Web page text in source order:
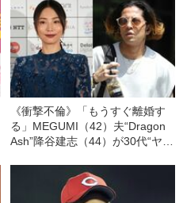
《衝撃不倫》「もうすぐ離婚す
る」MEGUMI（42）夫“Dragon
Ash”降谷建志（44）が30代“ヤン
倫”「MEGUMIだけ関係を知らな
かった…」――2023年読まれた